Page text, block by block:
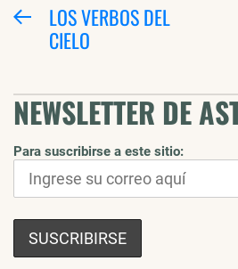
NAVEGACIÓN
Entrada
anterior:
LOS VERBOS DEL
CIELO
NEWSLETTER DE
Para suscribirse a este sitio: